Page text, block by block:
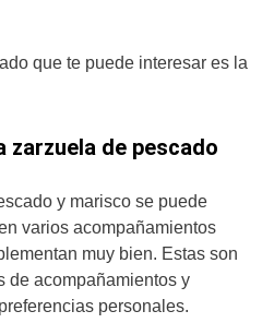
que te puede interesar es la
zarzuela de pescado
y marisco se puede
varios acompañamientos
muy bien. Estas son
de acompañamientos y
personales.